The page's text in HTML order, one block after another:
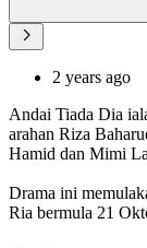
2 years ago
Andai Tiada Dia
arahan Riza
Hamid dan Mimi
Drama ini
Ria bermula 21